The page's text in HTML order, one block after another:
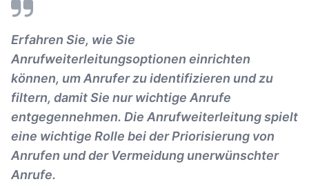
Erfahren Sie, wie Sie
Anrufweiterleitungsoptionen einrichten
können, um Anrufer zu identifizieren und zu
filtern, damit Sie nur wichtige Anrufe
entgegennehmen. Die Anrufweiterleitung spielt
eine wichtige Rolle bei der Priorisierung von
Anrufen und der Vermeidung unerwünschter
Anrufe.